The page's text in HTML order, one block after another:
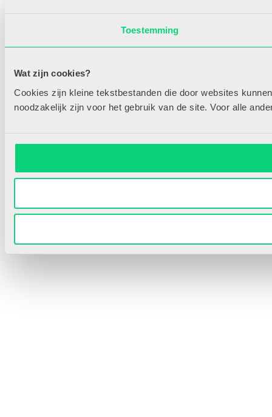
Toestemming
Wat zijn cookies?
Cookies zijn kleine tekstbestanden die door websites
noodzakelijk zijn voor het gebruik van de site. Voor alle